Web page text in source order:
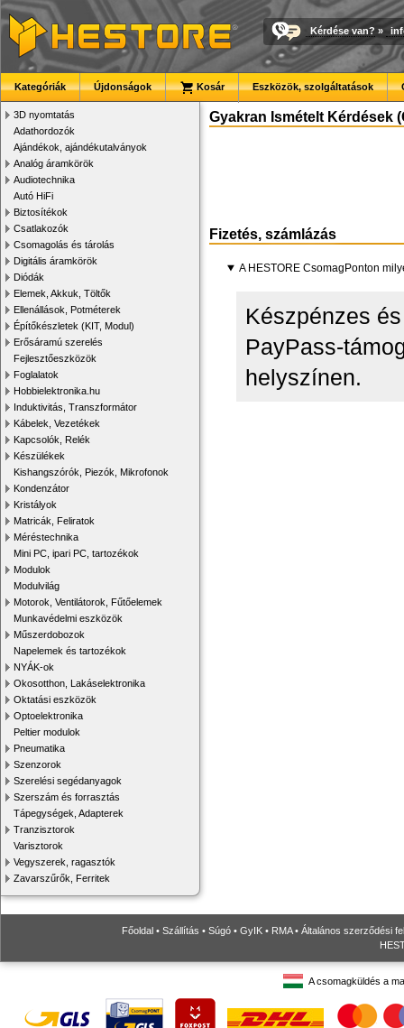
Kérdése van? »
Kategóriák Újdonságok Kosár Eszközök, szolgáltatások
3D nyomtatás
Adathordozók
Ajándékok, ajándékutalványok
Analóg áramkörök
Audiotechnika
Autó HiFi
Biztosítékok
Csatlakozók
Csomagolás és tárolás
Digitális áramkörök
Diódák
Elemek, Akkuk, Töltők
Ellenállások, Potméterek
Építőkészletek (KIT, Modul)
Erősáramú szerelés
Fejlesztőeszközök
Foglalatok
Hobbielektronika.hu
Induktivitás, Transzformátor
Kábelek, Vezetékek
Kapcsolók, Relék
Készülékek
Kishangszórók, Piezók, Mikrofonok
Kondenzátor
Kristályok
Matricák, Feliratok
Méréstechnika
Mini PC, ipari PC, tartozékok
Modulok
Modulvilág
Motorok, Ventilátorok, Fűtőelemek
Munkavédelmi eszközök
Műszerdobozok
Napelemek és tartozékok
NYÁK-ok
Okosotthon, Lakáselektronika
Oktatási eszközök
Optoelektronika
Peltier modulok
Pneumatika
Szenzorok
Szerelési segédanyagok
Szerszám és forrasztás
Tápegységek, Adapterek
Tranzisztorok
Varisztorok
Vegyszerek, ragasztók
Zavarszűrők, Ferritek
Gyakran Ismételt Kérdések
Fizetés, számlázás
A HESTORE CsomagPonton
Készpénzes
PayPass-
helyszínen.
Főoldal • Szállítás • Súgó • GyIK • RMA• Általános szerződési
A csomagküldés a